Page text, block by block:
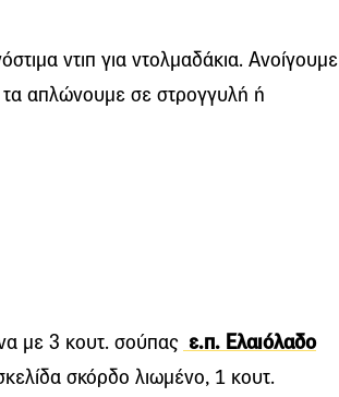
ντιπ για ντολμαδάκια. Ανοίγουμε
απλώνουμε σε στρογγυλή ή
με 3 κουτ. σούπας ε.π. Ελαιόλαδο
σκόρδο λιωμένο, 1 κουτ.